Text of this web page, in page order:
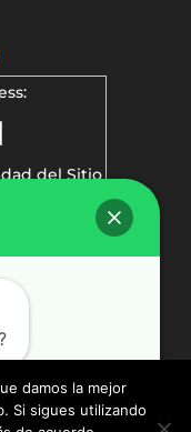
del Sitio
damos la mejor
Si sigues utilizando